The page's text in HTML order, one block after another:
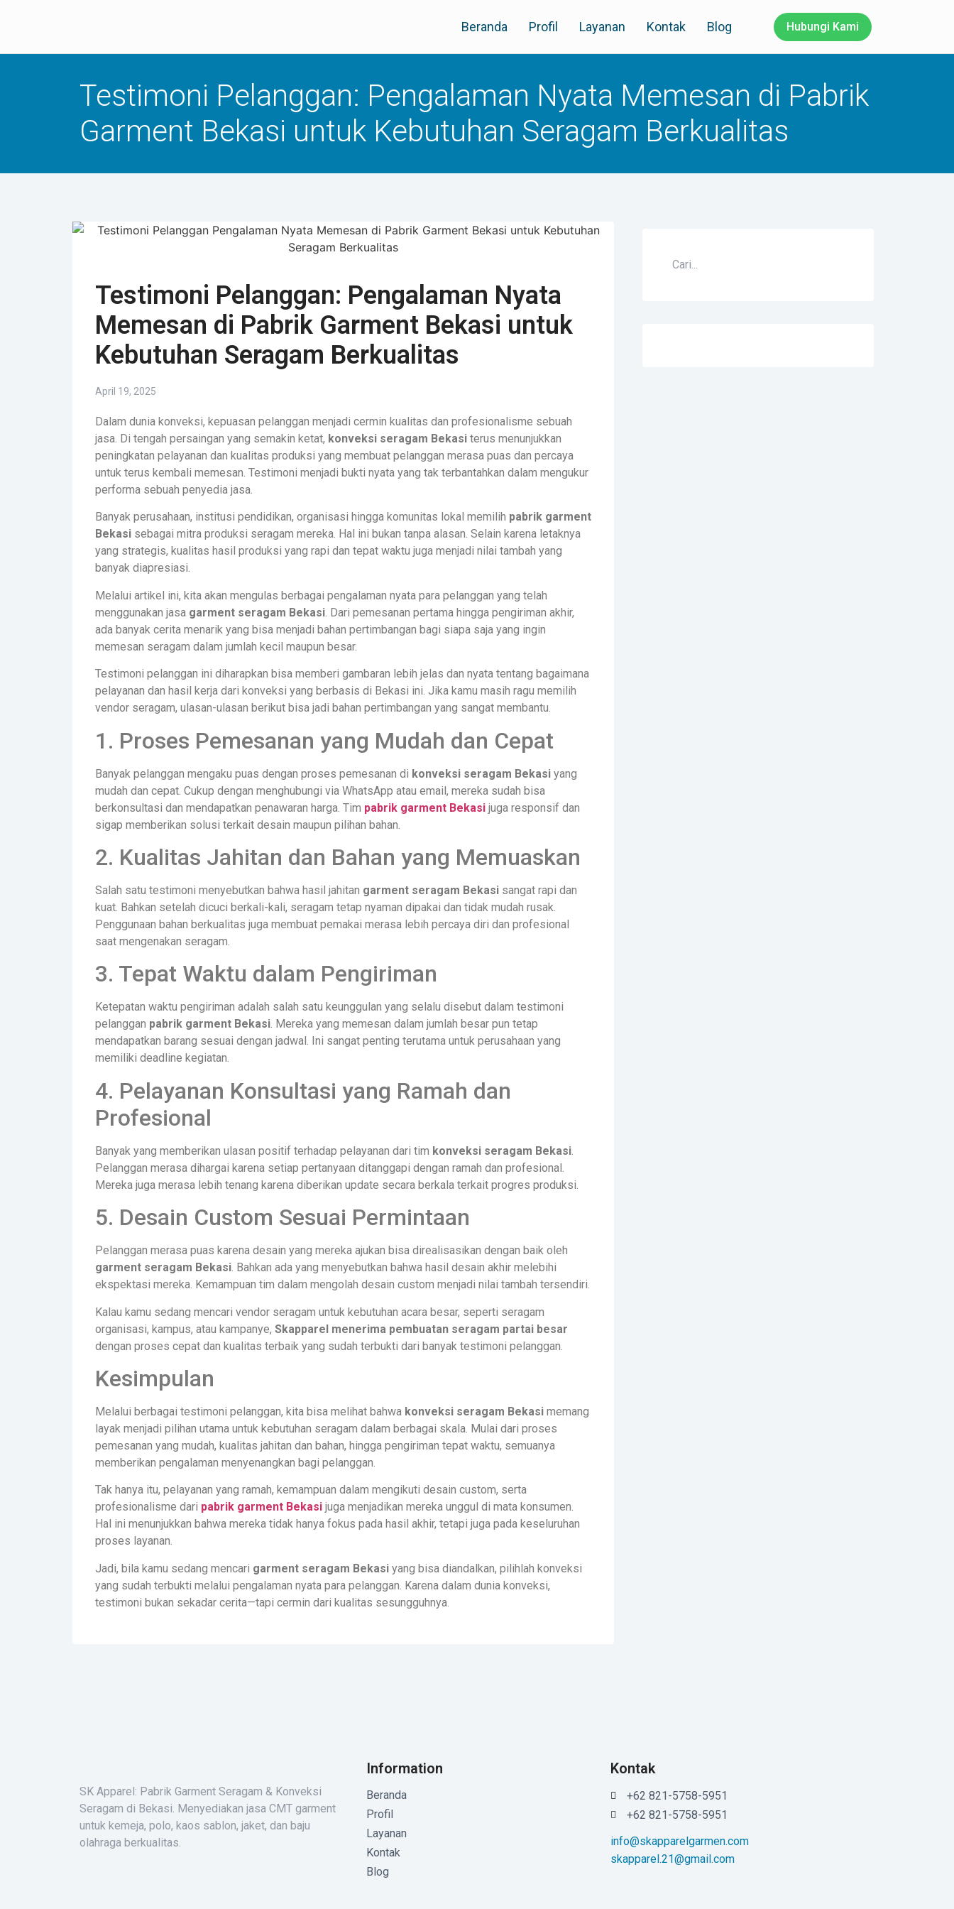
Beranda Profil Layanan Kontak Blog Hubungi Kami
Testimoni Pelanggan: Pengalaman Nyata Memesan di Pabrik
Garment Bekasi untuk Kebutuhan Seragam Berkualitas
Testimoni Pelanggan: Pengalaman Nyata
Memesan di Pabrik Garment Bekasi untuk
Kebutuhan Seragam Berkualitas
April 19, 2025
Dalam dunia konveksi, kepuasan pelanggan menjadi cermin kualitas dan profesionalisme sebuah
jasa. Di tengah persaingan yang semakin ketat, konveksi seragam Bekasi terus menunjukkan
peningkatan pelayanan dan kualitas produksi yang membuat pelanggan merasa puas dan percaya
untuk terus kembali memesan. Testimoni menjadi bukti nyata yang tak terbantahkan dalam mengukur
performa sebuah penyedia jasa.
Banyak perusahaan, institusi pendidikan, organisasi hingga komunitas lokal memilih pabrik garment
Bekasi sebagai mitra produksi seragam mereka. Hal ini bukan tanpa alasan. Selain karena letaknya
yang strategis, kualitas hasil produksi yang rapi dan tepat waktu juga menjadi nilai tambah yang
banyak diapresiasi.
Melalui artikel ini, kita akan mengulas berbagai pengalaman nyata para pelanggan yang telah
menggunakan jasa garment seragam Bekasi . Dari pemesanan pertama hingga pengiriman akhir,
ada banyak cerita menarik yang bisa menjadi bahan pertimbangan bagi siapa saja yang ingin
memesan seragam dalam jumlah kecil maupun besar.
Testimoni pelanggan ini diharapkan bisa memberi gambaran lebih jelas dan nyata tentang bagaimana
pelayanan dan hasil kerja dari konveksi yang berbasis di Bekasi ini. Jika kamu masih ragu memilih
vendor seragam, ulasan-ulasan berikut bisa jadi bahan pertimbangan yang sangat membantu.
1. Proses Pemesanan yang Mudah dan Cepat
Banyak pelanggan mengaku puas dengan proses pemesanan di konveksi seragam Bekasi yang
mudah dan cepat. Cukup dengan menghubungi via WhatsApp atau email, mereka sudah bisa
berkonsultasi dan mendapatkan penawaran harga. Tim pabrik garment Bekasi juga responsif dan
sigap memberikan solusi terkait desain maupun pilihan bahan.
2. Kualitas Jahitan dan Bahan yang Memuaskan
Salah satu testimoni menyebutkan bahwa hasil jahitan garment seragam Bekasi sangat rapi dan
kuat. Bahkan setelah dicuci berkali-kali, seragam tetap nyaman dipakai dan tidak mudah rusak.
Penggunaan bahan berkualitas juga membuat pemakai merasa lebih percaya diri dan profesional
saat mengenakan seragam.
3. Tepat Waktu dalam Pengiriman
Ketepatan waktu pengiriman adalah salah satu keunggulan yang selalu disebut dalam testimoni
pelanggan pabrik garment Bekasi. Mereka yang memesan dalam jumlah besar pun tetap
mendapatkan barang sesuai dengan jadwal. Ini sangat penting terutama untuk perusahaan yang
memiliki deadline kegiatan.
4. Pelayanan Konsultasi yang Ramah dan
Profesional
Banyak yang memberikan ulasan positif terhadap pelayanan dari tim konveksi seragam Bekasi
Pelanggan merasa dihargai karena setiap pertanyaan ditanggapi dengan ramah dan profesional.
Mereka juga merasa lebih tenang karena diberikan update secara berkala terkait progres produksi.
5. Desain Custom Sesuai Permintaan
Pelanggan merasa puas karena desain yang mereka ajukan bisa direalisasikan dengan baik oleh
garment seragam Bekasi. Bahkan ada yang menyebutkan bahwa hasil desain akhir melebihi
ekspektasi mereka. Kemampuan tim dalam mengolah desain custom menjadi nilai tambah tersendiri.
Kalau kamu sedang mencari vendor seragam untuk kebutuhan acara besar, seperti seragam
organisasi, kampus, atau kampanye, Skapparel menerima pembuatan seragam partai besar
dengan proses cepat dan kualitas terbaik yang sudah terbukti dari banyak testimoni pelanggan.
Kesimpulan
Melalui berbagai testimoni pelanggan, kita bisa melihat bahwa konveksi seragam Bekasi memang
layak menjadi pilihan utama untuk kebutuhan seragam dalam berbagai skala. Mulai dari proses
pemesanan yang mudah, kualitas jahitan dan bahan, hingga pengiriman tepat waktu, semuanya
memberikan pengalaman menyenangkan bagi pelanggan.
Tak hanya itu, pelayanan yang ramah, kemampuan dalam mengikuti desain custom, serta
profesionalisme dari pabrik garment Bekasi juga menjadikan mereka unggul di mata konsumen.
Hal ini menunjukkan bahwa mereka tidak hanya fokus pada hasil akhir, tetapi juga pada keseluruhan
proses layanan.
Jadi, bila kamu sedang mencari garment seragam Bekasi yang bisa diandalkan, pilihlah konveksi
yang sudah terbukti melalui pengalaman nyata para pelanggan. Karena dalam dunia konveksi,
testimoni bukan sekadar cerita—tapi cermin dari kualitas sesungguhnya.
SK Apparel: Pabrik Garment Seragam & Konveksi
Seragam di Bekasi. Menyediakan jasa CMT garment
untuk kemeja, polo, kaos sablon, jaket, dan baju
olahraga berkualitas.
Information
Beranda
Profil
Layanan
Kontak
Blog
Kontak
+62 821-5758-5951
+62 821-5758-5951
info@skapparelgarmen.com
skapparel.21@gmail.com